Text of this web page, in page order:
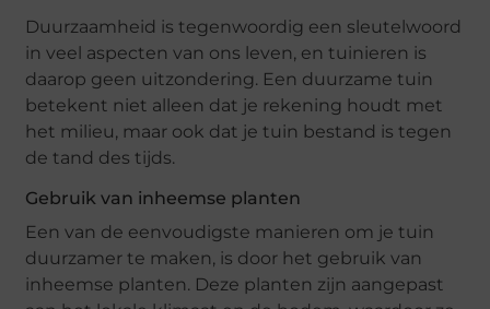
Duurzaamheid is tegenwoordig een sleutelwoord
in veel aspecten van ons leven, en tuinieren is
daarop geen uitzondering. Een duurzame tuin
betekent niet alleen dat je rekening houdt met
het milieu, maar ook dat je tuin bestand is tegen
de tand des tijds.
Gebruik van inheemse planten
Een van de eenvoudigste manieren om je tuin
duurzamer te maken, is door het gebruik van
inheemse planten. Deze planten zijn aangepast